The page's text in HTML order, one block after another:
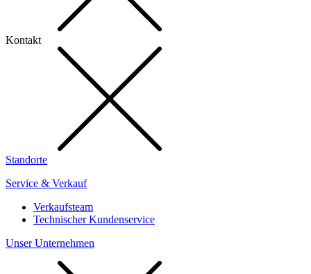
Kontakt
Standorte
Service & Verkauf
Verkaufsteam
Technischer Kundenservice
Unser Unternehmen